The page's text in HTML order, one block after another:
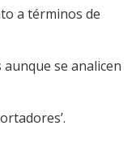
a términos de
se analicen